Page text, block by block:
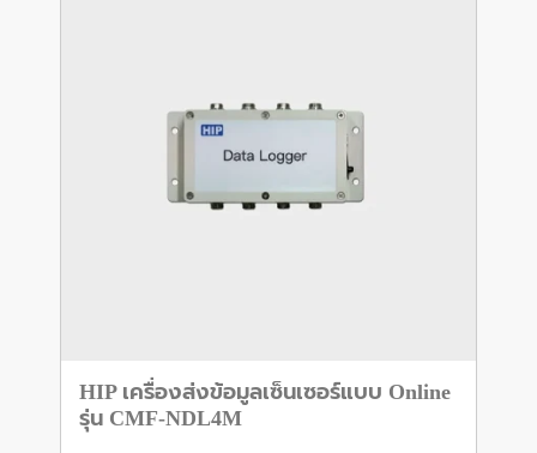
HIP เครื่องส่งข้อมูลเซ็นเซอร์แบบ Online
รุ่น CMF-NDL4M